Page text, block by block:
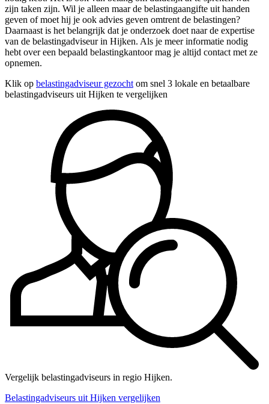
zijn taken zijn. Wil je alleen maar de belastingaangifte uit handen
geven of moet hij je ook advies geven omtrent de belastingen?
Daarnaast is het belangrijk dat je onderzoek doet naar de expertise
van de belastingadviseur in Hijken. Als je meer informatie nodig
hebt over een bepaald belastingkantoor mag je altijd contact met ze
opnemen.
Klik op belastingadviseur gezocht om snel 3 lokale en betaalbare
belastingadviseurs uit Hijken te vergelijken
Vergelijk belastingadviseurs in regio Hijken.
Belastingadviseurs uit Hijken vergelijken